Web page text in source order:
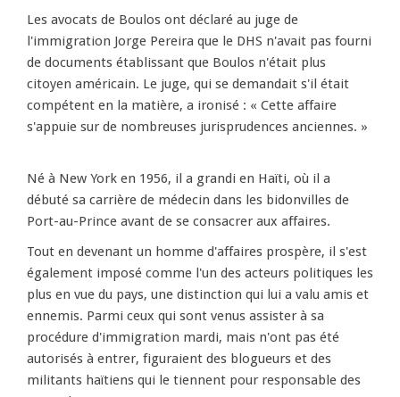
Les avocats de Boulos ont déclaré au juge de
l'immigration Jorge Pereira que le DHS n'avait pas fourni
de documents établissant que Boulos n'était plus
citoyen américain. Le juge, qui se demandait s'il était
compétent en la matière, a ironisé : « Cette affaire
s'appuie sur de nombreuses jurisprudences anciennes. »
Né à New York en 1956, il a grandi en Haïti, où il a
débuté sa carrière de médecin dans les bidonvilles de
Port-au-Prince avant de se consacrer aux affaires.
Tout en devenant un homme d'affaires prospère, il s'est
également imposé comme l'un des acteurs politiques les
plus en vue du pays, une distinction qui lui a valu amis et
ennemis. Parmi ceux qui sont venus assister à sa
procédure d'immigration mardi, mais n'ont pas été
autorisés à entrer, figuraient des blogueurs et des
militants haïtiens qui le tiennent pour responsable des